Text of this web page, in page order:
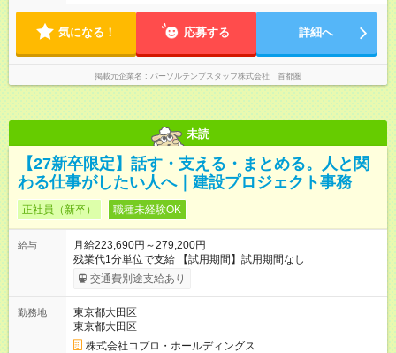
気になる！ 応募する 詳細へ
掲載元企業名 パーソルテンプスタッフ株式会社 首都圏
未読
【27新卒限定】話す・支える・まとめる。人と関
わる仕事がしたい人へ｜建設プロジェクト事務
正社員（新卒） 職種未経験OK
給与
月給223,690円～279,200円
残業代1分単位で支給 【試用期間】試用期間なし
交通費別途支給あり
勤務地
東京都大田区
東京都大田区
株式会社コプロ・ホールディングス